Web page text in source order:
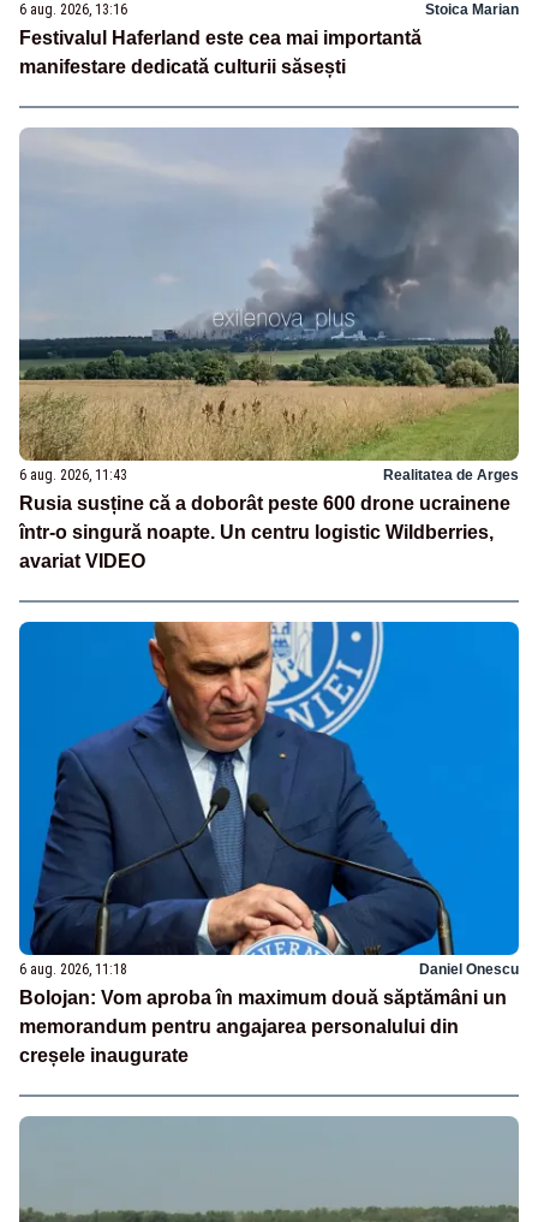
6 aug. 2026, 13:16 Stoica Marian
Festivalul Haferland este cea mai importantă
manifestare dedicată culturii săsești
6 aug. 2026, 11:43 Realitatea de Arges
Rusia susține că a doborât peste 600 drone ucrainene
într-o singură noapte. Un centru logistic Wildberries,
avariat VIDEO
6 aug. 2026, 11:18 Daniel Onescu
Bolojan: Vom aproba în maximum două săptămâni un
memorandum pentru angajarea personalului din
creșele inaugurate